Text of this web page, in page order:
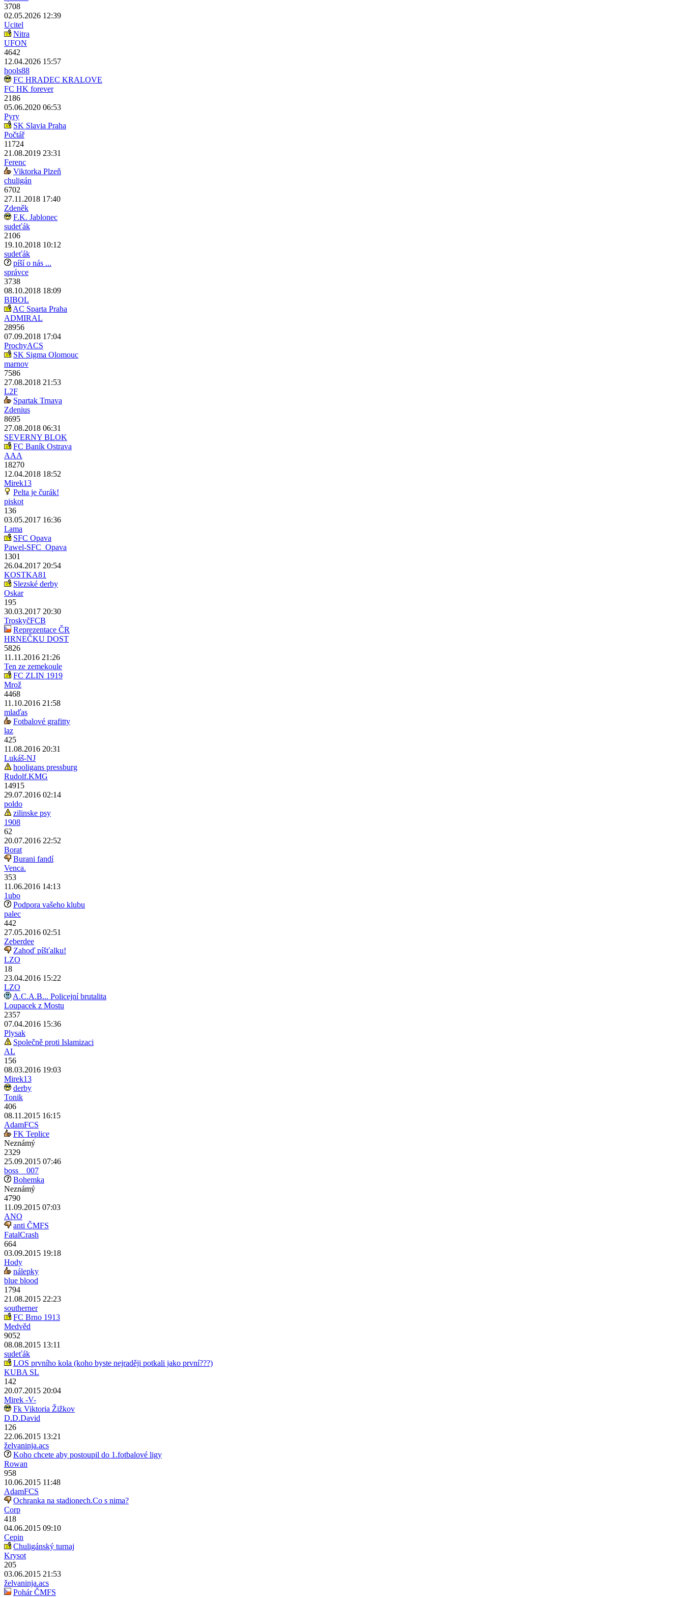
3708
02.05.2026 12:39
Ucitel
Nitra
UFON
4642
12.04.2026 15:57
hools88
FC HRADEC KRALOVE
FC HK forever
2186
05.06.2020 06:53
Pyry
SK Slavia Praha
Počtář
11724
21.08.2019 23:31
Ferenc
Viktorka Plzeň
chuligán
6702
27.11.2018 17:40
Zdeněk
F.K. Jablonec
sudeťák
2106
19.10.2018 10:12
sudeťák
píší o nás ...
správce
3738
08.10.2018 18:09
BIBOL
AC Sparta Praha
ADMIRAL
28956
07.09.2018 17:04
ProchyACS
SK Sigma Olomouc
marnov
7586
27.08.2018 21:53
L2F
Spartak Trnava
Zdenius
8695
27.08.2018 06:31
SEVERNY BLOK
FC Baník Ostrava
AAA
18270
12.04.2018 18:52
Mirek13
Pelta je čurák!
piskot
136
03.05.2017 16:36
Lama
SFC Opava
Pawel-SFC_Opava
1301
26.04.2017 20:54
KOSTKA81
Slezské derby
Oskar
195
30.03.2017 20:30
TroskyčFCB
Reprezentace ČR
HRNEČKU DOST
5826
11.11.2016 21:26
Ten ze zemekoule
FC ZLIN 1919
Mrož
4468
11.10.2016 21:58
mlaďas
Fotbalové grafitty
laz
425
11.08.2016 20:31
Lukáš-NJ
hooligans pressburg
Rudolf.KMG
14915
29.07.2016 02:14
poldo
zilinske psy
1908
62
20.07.2016 22:52
Borat
Burani fandí
Venca.
353
11.06.2016 14:13
1ubo
Podpora vašeho klubu
palec
442
27.05.2016 02:51
Zeberdee
Zahoď píšťalku!
LZO
18
23.04.2016 15:22
LZO
A.C.A.B... Policejní brutalita
Loupacek z Mostu
2357
07.04.2016 15:36
Plysak
Společně proti Islamizaci
AL
156
08.03.2016 19:03
Mirek13
derby
Tonik
406
08.11.2015 16:15
AdamFCS
FK Teplice
Neznámý
2329
25.09.2015 07:46
boss__007
Bohemka
Neznámý
4790
11.09.2015 07:03
ANO
anti ČMFS
FatalCrash
664
03.09.2015 19:18
Hody
nálepky
blue blood
1794
21.08.2015 22:23
southerner
FC Brno 1913
Medvěd
9052
08.08.2015 13:11
sudeťák
LOS prvního kola (koho byste nejraději potkali jako první???)
KUBA SL
142
20.07.2015 20:04
Mirek -V-
Fk Viktoria Žižkov
D.D.David
126
22.06.2015 13:21
želvaninja.acs
Koho chcete aby postoupil do 1.fotbalové ligy
Rowan
958
10.06.2015 11:48
AdamFCS
Ochranka na stadionech.Co s nima?
Corp
418
04.06.2015 09:10
Cepin
Chuligánský turnaj
Krysot
205
03.06.2015 21:53
želvaninja.acs
Pohár ČMFS